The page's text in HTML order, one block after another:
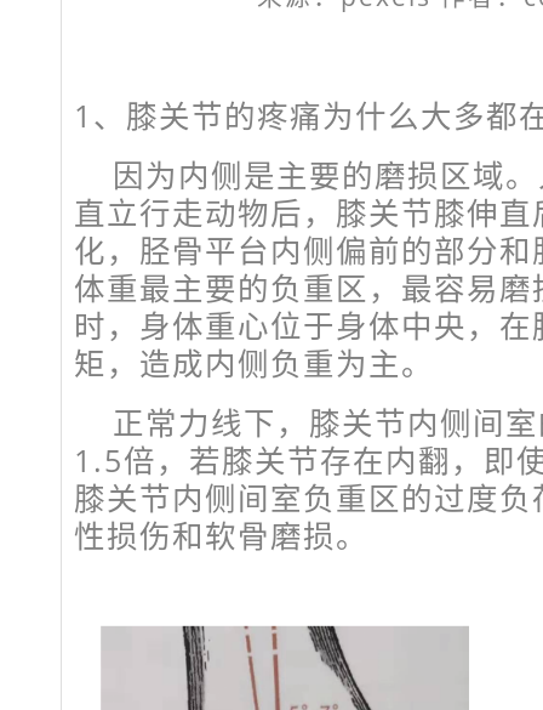
1、 膝关节的疼痛为什么大多都
因为内侧是主要的磨损区域
直立行走动物后，膝关节膝伸
化，胫骨平台内侧偏前的部分
体重最主要的负重区，最容易
时，身体重心位于身体中央，
矩，造成内侧负重为主。
正常力线下，膝关节内侧间
1.5倍，若膝关节存在内翻，即
膝关节内侧间室负重区的过度
性损伤和软骨磨损。